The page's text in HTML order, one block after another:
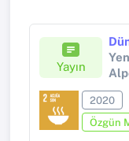
Yayın
2020
Özgün